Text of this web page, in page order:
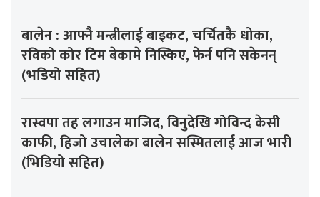
बालेन : आफ्नै मन्त्रीलाई बाइकट, चर्चितकै धोका,
रविको कोर टिम बेकामे निस्किए, फेर्न पनि सकेनन्
(भडियो सहित)
रास्वपा तह लगाउन माजिद, विनुदेखि गोविन्द केसी
काफी, हिजो उचालेका बालेन सस्मितलाई आज भारी
(भिडियो सहित)